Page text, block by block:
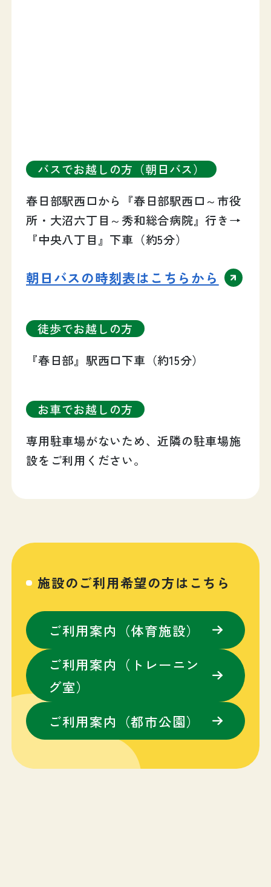
バスでお越しの方（朝日バス）
春日部駅西口から『春日部駅西口～市役
所・大沼六丁目～秀和総合病院』行き→
『中央八丁目』下車（約5分）
朝日バスの時刻表はこちらから
徒歩でお越しの方
『春日部』駅西口下車（約15分）
お車でお越しの方
専用駐車場がないため、近隣の駐車場施
設をご利用ください。
施設のご利用希望の方はこちら
ご利用案内（体育施設）
ご利用案内（トレーニン
グ室）
ご利用案内（都市公園）